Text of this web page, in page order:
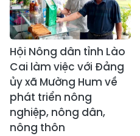
Hội Nông dân tỉnh Lào
Cai làm việc với Đảng
ủy xã Mường Hum về
phát triển nông
nghiệp, nông dân,
nông thôn